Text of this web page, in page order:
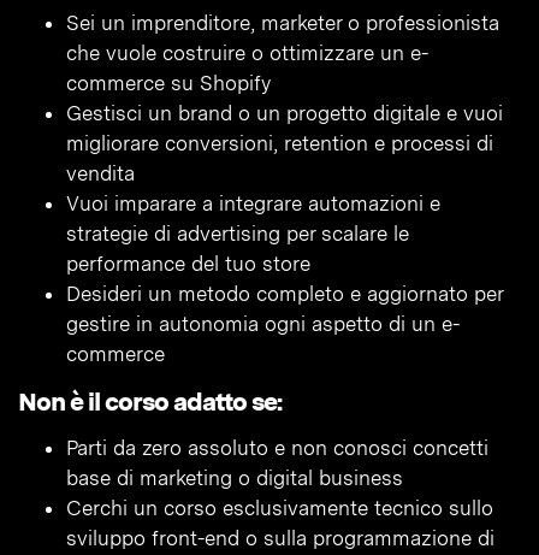
Sei un imprenditore, marketer o professionista
che vuole costruire o ottimizzare un e-
commerce su Shopify
Gestisci un brand o un progetto digitale e vuoi
migliorare conversioni, retention e processi di
vendita
Vuoi imparare a integrare automazioni e
strategie di advertising per scalare le
performance del tuo store
Desideri un metodo completo e aggiornato per
gestire in autonomia ogni aspetto di un e-
commerce
Non è il corso adatto se:
Parti da zero assoluto e non conosci concetti
base di marketing o digital business
Cerchi un corso esclusivamente tecnico sullo
sviluppo front-end o sulla programmazione di